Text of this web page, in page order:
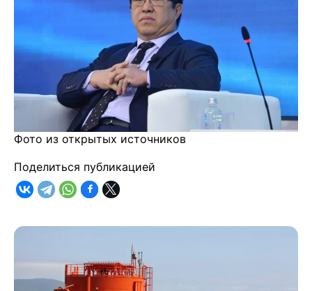
Фото из открытых источников
Поделиться публикацией